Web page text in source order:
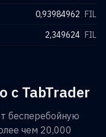
0,93984962 FIL
2,349624 FIL
с TabTrader
бесперебойную
чем 20,000